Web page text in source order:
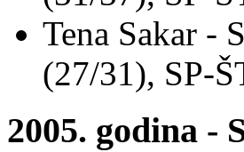
Tena Sakar -
(27/31), SP-
2005. godina -